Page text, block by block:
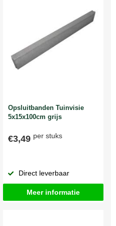
Opsluitbanden Tuinvisie
5x15x100cm grijs
€3,49 per stuks
Direct leverbaar
Meer informatie